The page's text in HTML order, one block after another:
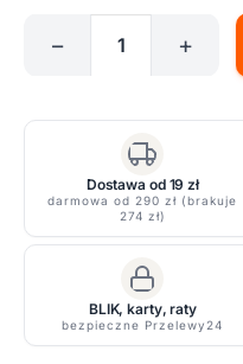
prosty
profile
straight
czarny
− +
Dostawa od 19 zł
darmowa od 290 zł (brakuje
274 zł)
BLIK, karty, raty
bezpieczne Przelewy24